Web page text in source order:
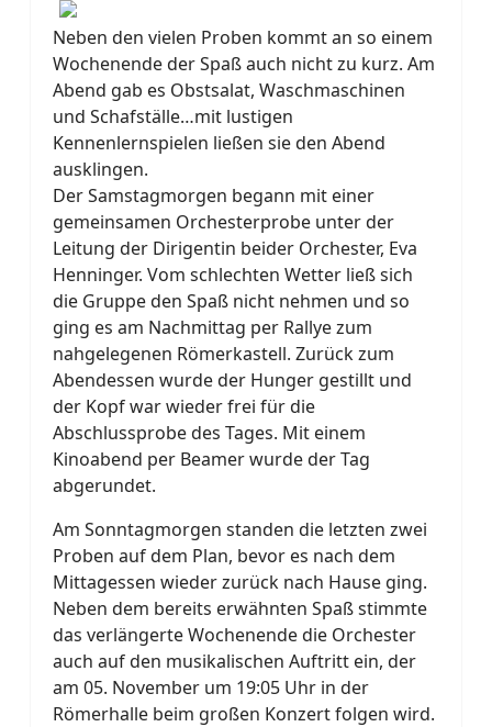
Neben den vielen Proben kommt an so einem
Wochenende der Spaß auch nicht zu kurz. Am
Abend gab es Obstsalat, Waschmaschinen
und Schafställe…mit lustigen
Kennenlernspielen ließen sie den Abend
ausklingen.
Der Samstagmorgen begann mit einer
gemeinsamen Orchesterprobe unter der
Leitung der Dirigentin beider Orchester, Eva
Henninger. Vom schlechten Wetter ließ sich
die Gruppe den Spaß nicht nehmen und so
ging es am Nachmittag per Rallye zum
nahgelegenen Römerkastell. Zurück zum
Abendessen wurde der Hunger gestillt und
der Kopf war wieder frei für die
Abschlussprobe des Tages. Mit einem
Kinoabend per Beamer wurde der Tag
abgerundet.
Am Sonntagmorgen standen die letzten zwei
Proben auf dem Plan, bevor es nach dem
Mittagessen wieder zurück nach Hause ging.
Neben dem bereits erwähnten Spaß stimmte
das verlängerte Wochenende die Orchester
auch auf den musikalischen Auftritt ein, der
am 05. November um 19:05 Uhr in der
Römerhalle beim großen Konzert folgen wird.